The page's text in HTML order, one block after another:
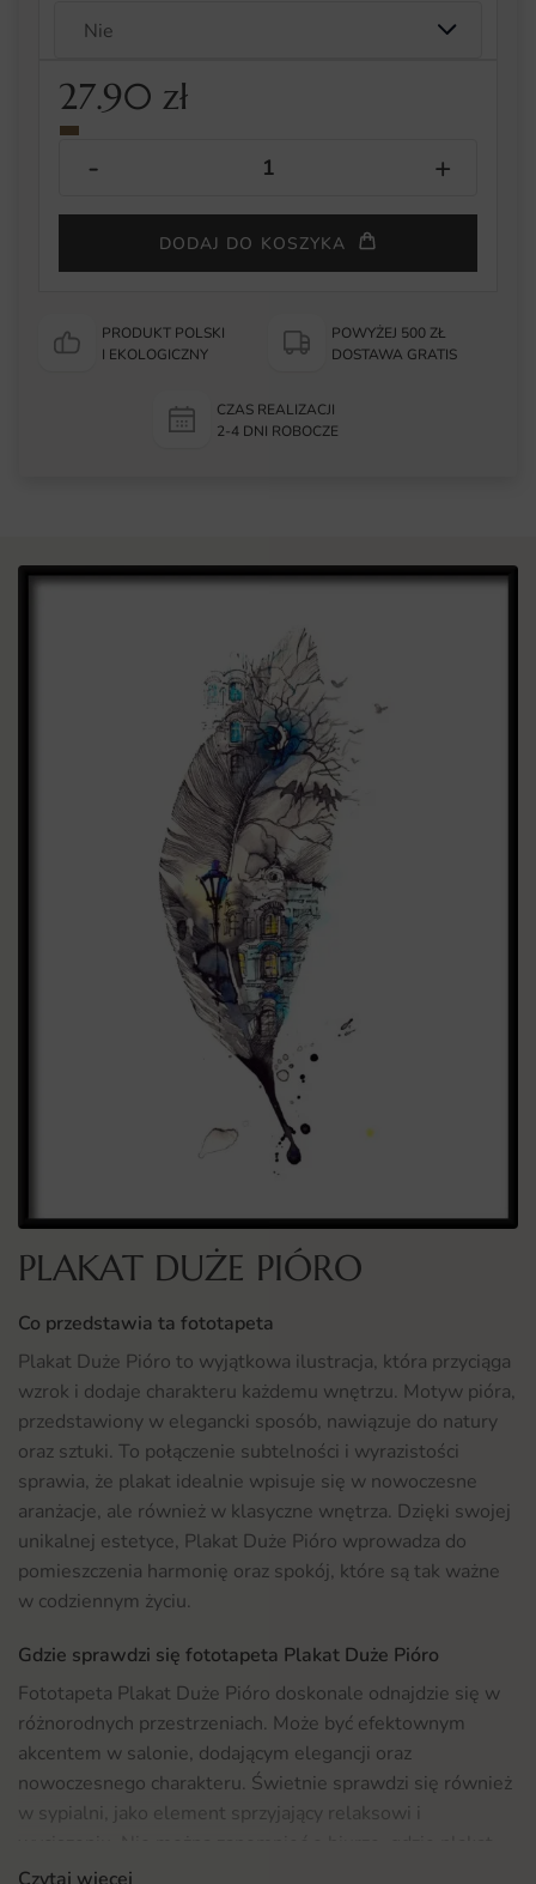
27.90 zł
DODAJ DO KOSZYKA
PRODUKT POLSKI
I EKOLOGICZNY
POWYŻEJ 500 ZŁ
DOSTAWA GRATIS
CZAS REALIZACJI
2-4 DNI ROBOCZE
PLAKAT DUŻE PIÓRO
Co przedstawia ta fototapeta
Plakat Duże Pióro to wyjątkowa ilustracja, która przyciąga
wzrok i dodaje charakteru każdemu wnętrzu. Motyw pióra,
przedstawiony w elegancki sposób, nawiązuje do natury
oraz sztuki. To połączenie subtelności i wyrazistości
sprawia, że plakat idealnie wpisuje się w nowoczesne
aranżacje, ale również w klasyczne wnętrza. Dzięki swojej
unikalnej estetyce, Plakat Duże Pióro wprowadza do
pomieszczenia harmonię oraz spokój, które są tak ważne
w codziennym życiu.
Gdzie sprawdzi się fototapeta Plakat Duże Pióro
Fototapeta Plakat Duże Pióro doskonale odnajdzie się w
różnorodnych przestrzeniach. Może być efektownym
akcentem w salonie, dodającym elegancji oraz
nowoczesnego charakteru. Świetnie sprawdzi się również
w sypialni, jako element sprzyjający relaksowi i
stworzy inspirującą atmosferę sprzyjającą twórczej pracy.